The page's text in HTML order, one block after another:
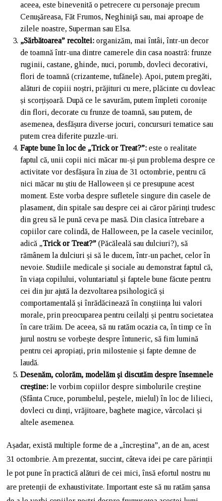
aceea, este binevenită o petrecere cu personaje precum
Cenuşăreasa, Făt Frumos, Neghiniţă sau, mai aproape de
zilele noastre, Superman sau Elsa.
„Sărbătoarea” recoltei:organizăm, mai întâi, într-un decor
de toamnă într-una dintre camerele din casa noastră: frunze
ruginii, castane, ghinde, nuci, porumb, dovleci decorativi,
flori de toamnă (crizanteme, tufănele). Apoi, putem pregăti,
alături de copiii noștri, prăjituri cu mere, plăcinte cu dovleac
și scorțișoară. După ce le savurăm, putem împleti coronițe
din flori, decorate cu frunze de toamnă, sau putem, de
asemenea, desfășura diverse jocuri, concursuri tematice sau
putem crea diferite puzzle-uri.
Fapte bune în loc de „Trick or Treat?”:este o realitate
faptul că, unii copii nici măcar nu-și pun problema despre ce
activitate vor desfășura în ziua de 31 octombrie, pentru că
nici măcar nu știu de Halloween și ce presupune acest
moment. Este vorba despre sufletele singure din casele de
plasament, din spitale sau despre cei ai căror părinți trudesc
din greu să le pună ceva pe masă. Din clasica întrebare a
copiilor care colindă, de Halloween, pe la casele vecinilor,
adică „Trick or Treat?” (Păcăleală sau dulciuri?), să
rămânem la dulciuri și să le ducem, într-un pachet, celor în
nevoie. Studiile medicale și sociale au demonstrat faptul că,
în viața copilului, voluntariatul și faptele bune făcute pentru
cei din jur ajută la dezvoltarea psihologică și
comportamentală și înrădăcinează în conștiința lui valori
morale, prin preocuparea pentru ceilalți și pentru societatea
în care trăim. De aceea, să nu ratăm ocazia ca, în timp ce în
jurul nostru se vorbește despre întuneric, să fim lumină
pentru cei apropiați, prin milostenie și fapte demne de
laudă.
Desenăm, colorăm, modelăm și discutăm despre însemnele
creștine: le vorbim copiilor despre simbolurile creștine
(Sfânta Cruce, porumbelul, peștele, mielul) în loc de lilieci,
dovleci cu dinți, vrăjitoare, baghete magice, vârcolaci și
altele asemenea.
Așadar, există multiple forme de a „încreștina”, an de an, acest
31 octombrie. Am prezentat, succint, câteva idei pe care părinții
le pot pune în practică alături de cei mici, însă efortul nostru nu
are pretenții de exhaustivitate. Important este să nu ratăm șansa